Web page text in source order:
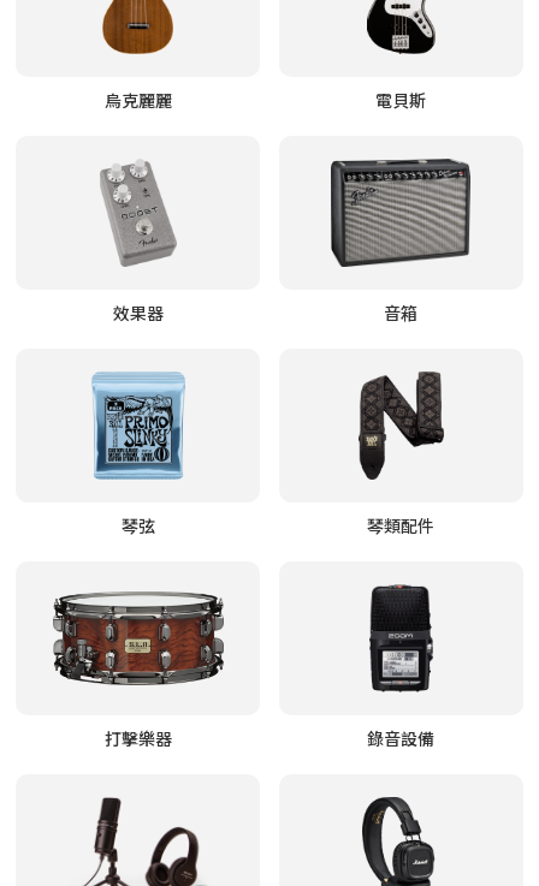
烏克麗麗 電貝斯
效果器 音箱
琴弦 琴類配件
打擊樂器 錄音設備